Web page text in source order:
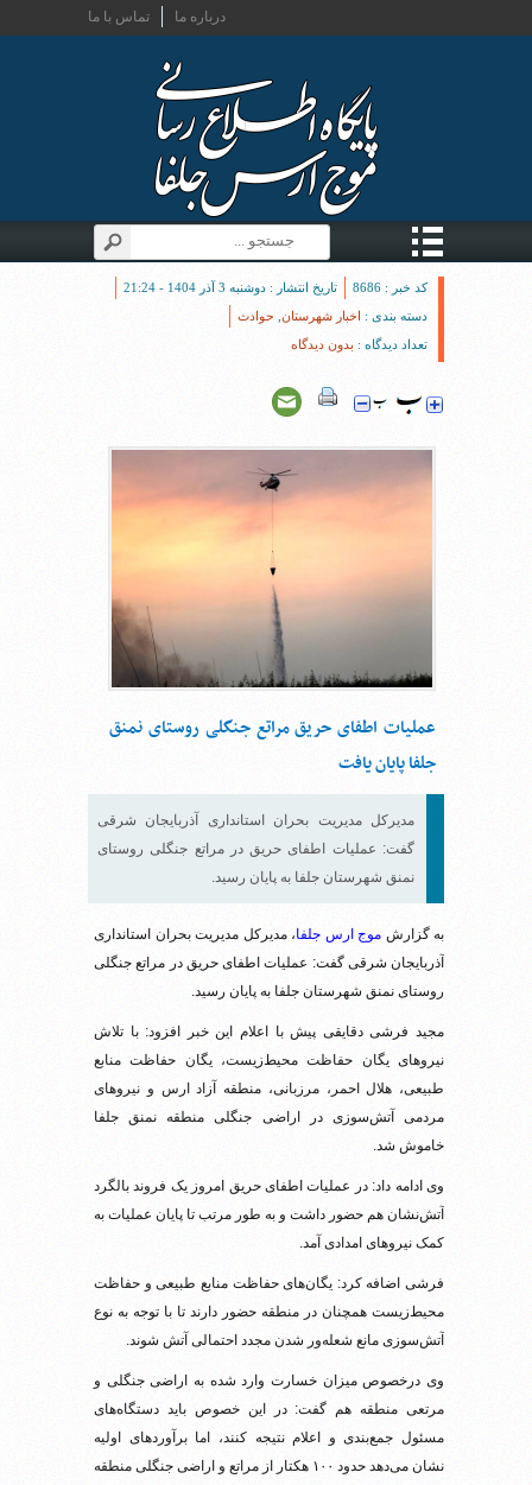
تماس با ما درباره ما
کد خبر : 8686
تاریخ انتشار : دوشنبه 3 آذر 1404 - 21:24
دسته بندی : اخبار شهرستان حوادث
تعداد دیدگاه : بدون دیدگاه
عملیات اطفای حریق مراتع جنگلی روستای نمنق
جلفا پایان یافت
مدیرکل مدیریت بحران استانداری آذربایجان شرقی
گفت: عملیات اطفای حریق در مراتع جنگلی روستای
نمنق شهرستان جلفا به پایان رسید.
به گزارش موج ارس جلفا، مدیرکل مدیریت بحران استانداری
آذربایجان شرقی گفت: عملیات اطفای حریق در مراتع جنگلی
روستای نمنق شهرستان جلفا به پایان رسید.
مجید فرشی دقایقی پیش با اعلام این خبر افزود: با تلاش
نیرو‌های یگان حفاظت محیط‌زیست، یگان حفاظت منابع
طبیعی، هلال احمر، مرزبانی، منطقه آزاد ارس و نیرو‌های
مردمی آتش‌سوزی در اراضی جنگلی منطقه نمنق جلفا
خاموش شد.
وی ادامه داد: در عملیات اطفای حریق امروز یک فروند بالگرد
آتش‌نشان هم حضور داشت و به طور مرتب تا پایان عملیات به
کمک نیرو‌های امدادی آمد.
فرشی اضافه کرد: یگان‌های حفاظت منابع طبیعی و حفاظت
محیط‌زیست همچنان در منطقه حضور دارند تا با توجه به نوع
آتش‌سوزی مانع شعله‌ور شدن مجدد احتمالی آتش شوند.
وی درخصوص میزان خسارت وارد شده به اراضی جنگلی و
مرتعی منطقه هم گفت: در این خصوص باید دستگاه‌های
مسئول جمع‌بندی و اعلام نتیجه کنند، اما برآورد‌های اولیه
نشان می‌دهد حدود ۱۰۰ هکتار از مراتع و اراضی جنگلی منطقه